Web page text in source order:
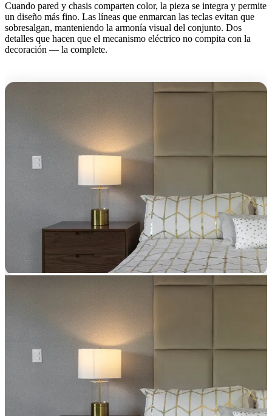
Cuando pared y chasis comparten color, la pieza se integra y permite
un diseño más fino. Las líneas que enmarcan las teclas evitan que
sobresalgan, manteniendo la armonía visual del conjunto. Dos
detalles que hacen que el mecanismo eléctrico no compita con la
decoración — la complete.